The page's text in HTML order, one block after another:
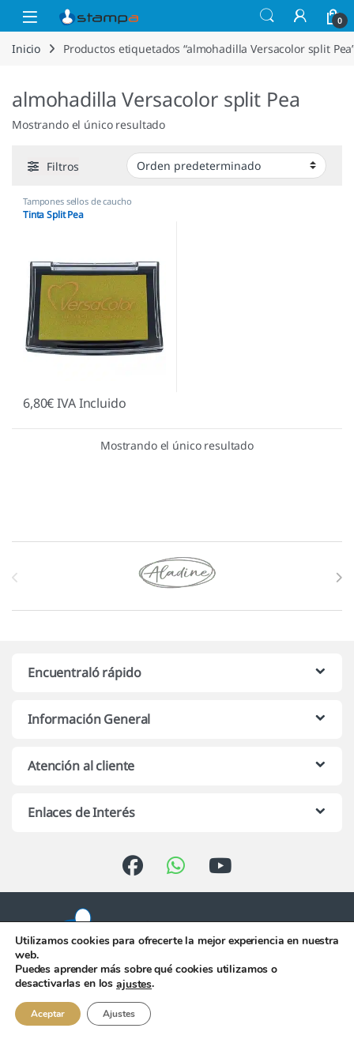
Saltar a la navegación
Saltar al contenido
Open 0
Inicio Productos etiquetados “almohadilla Versacolor split
almohadilla Versacolor split Pea
Mostrando el único resultado
Filtros
Tampones sellos de caucho
Tinta Split Pea
6,80€IVA Incluido
Mostrando el único resultado
Marcas De Carrusel
Encuentraló rápido
Información General
Atención al cliente
Enlaces de Interés
Atención telefónica de 10:00 h.
956 344 058
Utilizamos cookies para ofrecerte la mejor experiencia en nuestra
web.
Puedes aprender más sobre qué cookies utilizamos o
desactivarlas en losajustes.
Aceptar Ajustes